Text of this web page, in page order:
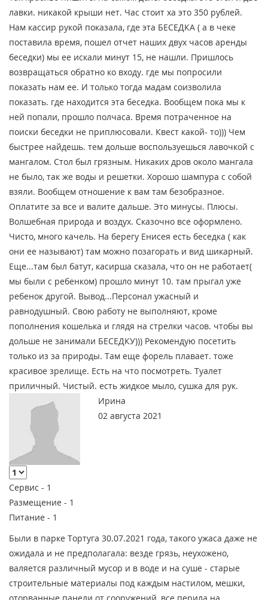
лавки. никакой крыши нет. Час стоит ха это 350 рублей.
Нам кассир рукой показала, где эта БЕСЕДКА ( а в чеке
поставила время, пошел отчет наших двух часов аренды
беседки) мы ее искали минут 15, не нашли. Пришлось
возвращаться обратно ко входу. где мы попросили
показать нам ее. И только тогда мадам соизволила
показать. где находится эта беседка. Вообщем пока мы к
ней попали, прошло полчаса. Время потраченное на
поиски беседки не приплюсовали. Квест какой- то))) Чем
быстрее найдешь. тем дольше воспользуешься лавочкой с
мангалом. Стол был грязным. Никаких дров около мангала
не было, так же воды и решетки. Хорошо шампура с собой
взяли. Вообщем отношение к вам там безобразное.
Оплатите за все и валите дальше. Это минусы. Плюсы.
Волшебная природа и воздух. Сказочно все оформлено.
Чисто, много качель. На берегу Енисея есть беседка ( как
они ее называют) там можно позагорать и вид шикарный.
Еще...там был батут, касирша сказала, что он не работает(
мы были с ребенком) прошло минут 10. там прыгал уже
ребенок другой. Вывод...Персонал ужасный и
равнодушный. Свою работу не выполняют, кроме
пополнения кошелька и глядя на стрелки часов. чтобы вы
дольше не занимали БЕСЕДКУ))) Рекомендую посетить
только из за природы. Там еще форель плавает. тоже
красивое зрелище. Есть на что посмотреть. Туалет
приличный. Чистый. есть жидкое мыло, сушка для рук.
Ирина
02 августа 2021
Сервис - 1
Размещение - 1
Питание - 1
Были в парке Тортуга 30.07.2021 года, такого ужаса даже не
ожидала и не предполагала: везде грязь, неухожено,
валяется различный мусор и в воде и на суше - старые
строительные материалы под каждым настилом, мешки,